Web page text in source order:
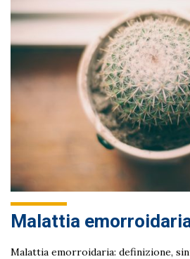
Malattia
Malattia emorroidaria: definizione,